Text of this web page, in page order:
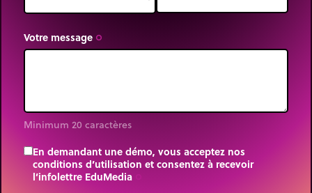
Votre message trip_origin
Minimum 20 caractères
En demandant une démo, vous acceptez nos
conditions d’utilisation et consentez à recevoir
l’infolettre EduMedia